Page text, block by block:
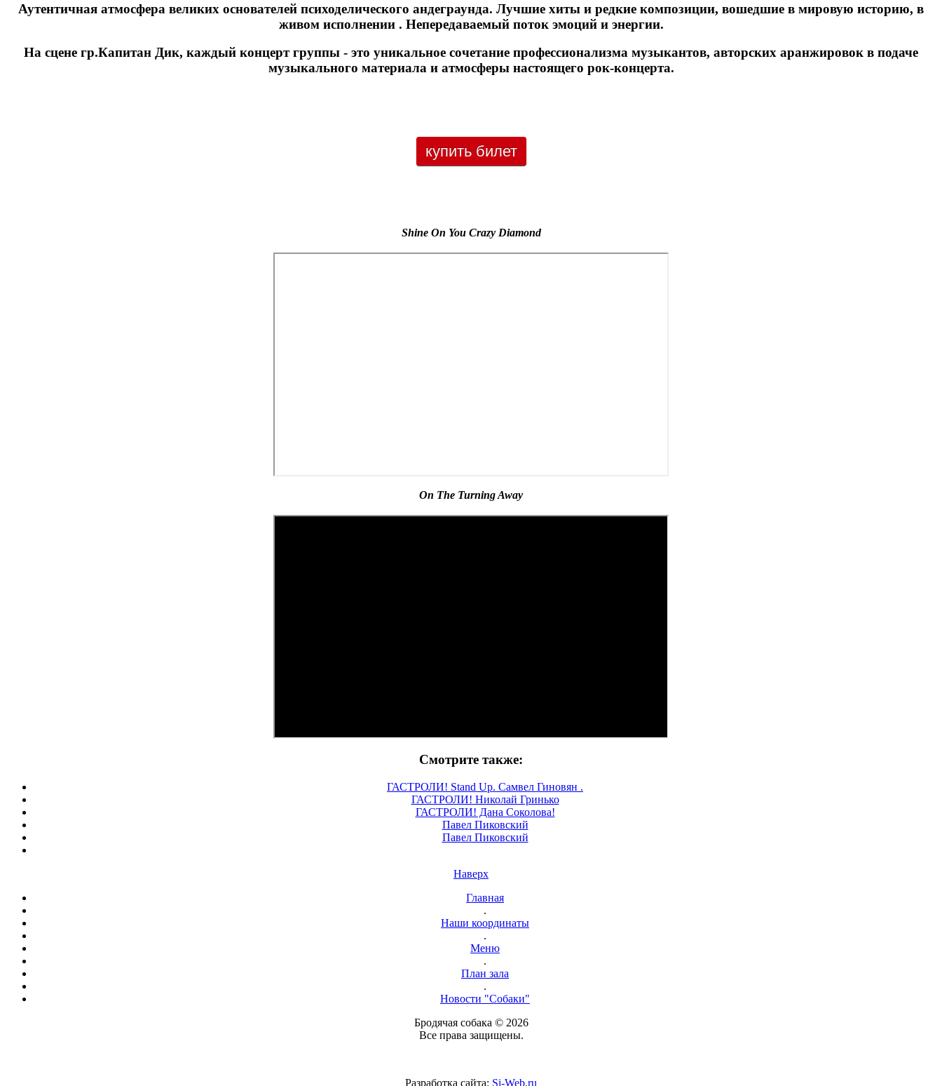
Аутентичная атмосфера великих основателей психоделического андеграунда. Лучшие хиты и редкие композиции, вошедшие в мировую историю, в
живом исполнении . Непередаваемый поток эмоций и энергии.
На сцене гр.Капитан Дик, каждый концерт группы - это уникальное сочетание профессионализма музыкантов, авторских аранжировок в подаче
музыкального материала и атмосферы настоящего рок-концерта.
купить билет
Shine On You Crazy Diamond
On The Turning Away
Смотрите также:
ГАСТРОЛИ! Stand Up. Самвел Гиновян .
ГАСТРОЛИ! Николай Гринько
ГАСТРОЛИ! Дана Соколова!
Павел Пиковский
Павел Пиковский
Наверх
Главная
.
Наши координаты
.
Меню
.
План зала
.
Новости "Собаки"
Бродячая собака © 2026
Все права защищены.
Разработка сайта: Si-Web.ru